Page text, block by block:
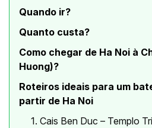
Quando ir?
Quanto custa?
Como chegar de Ha Noi à
Huong)?
Roteiros ideais para um
partir de Ha Noi
1. Cais Ben Duc – Templo